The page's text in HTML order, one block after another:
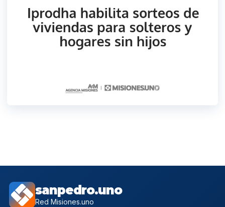
sanpedro.uno
Red Misiones.uno